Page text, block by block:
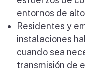
entornos de
Residentes y
instalaciones
cuando sea
transmisión de